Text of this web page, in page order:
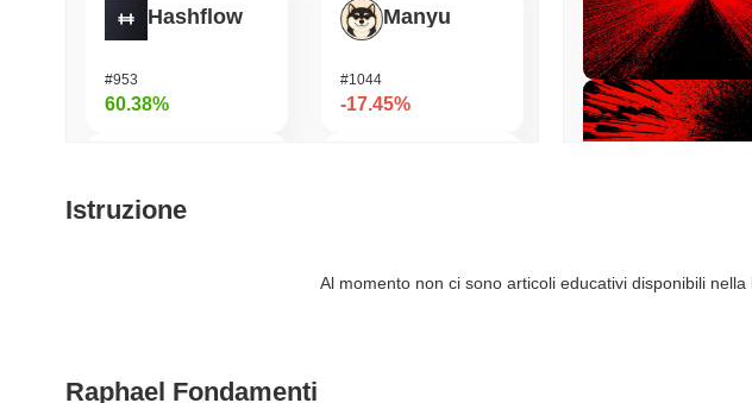
Hashflow
#953
60.38%
#509
Manyu
#1044
-17.45%
Istruzione
Al momento non ci sono articoli educativi disponibili
Raphael Fondamenti